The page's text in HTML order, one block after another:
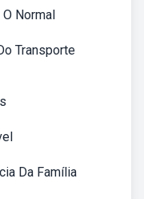
Normal
Transporte
Da Família